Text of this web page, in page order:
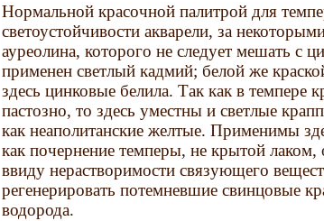
Нормальной красочной палитрой для
светоустойчивости акварели, за
ауреолина, которого не следует мешать с
применен светлый кадмий; белой же
здесь цинковые белила. Так как в темпере
пастозно, то здесь уместны и светлые
как неаполитанские желтые. Применимы
как почернение темперы, не крытой лаком,
ввиду нерастворимости связующего
регенерировать потемневшие свинцовые
водорода.